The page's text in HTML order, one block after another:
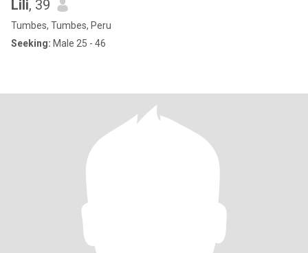
Lili, 39
Tumbes, Tumbes, Peru
Seeking: Male 25 - 46